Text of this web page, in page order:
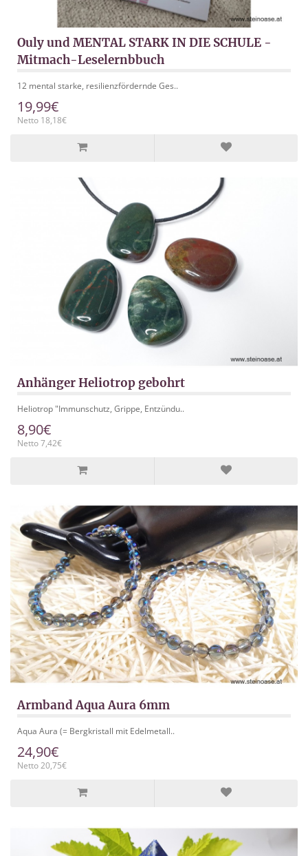
Ouly und MENTAL STARK IN DIE SCHULE -
Mitmach-Leselernbbuch
12 mental starke, resilienzfördernde Ges..
19,99€
Netto 18,18€
Anhänger Heliotrop gebohrt
Heliotrop "Immunschutz, Grippe, Entzündu..
8,90€
Netto 7,42€
Armband Aqua Aura 6mm
Aqua Aura (= Bergkristall mit Edelmetall..
24,90€
Netto 20,75€